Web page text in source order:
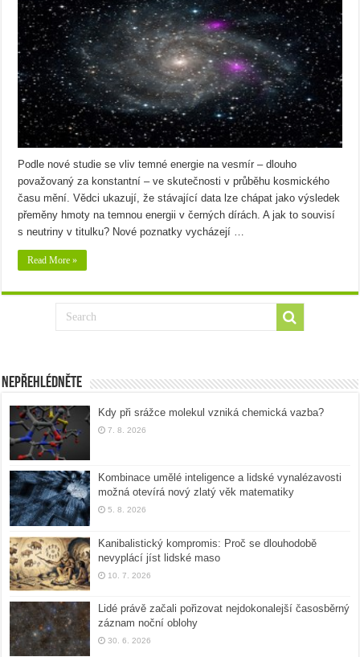
Podle nové studie se vliv temné energie na vesmír – dlouho
považovaný za konstantní – ve skutečnosti v průběhu kosmického
času mění. Vědci ukazují, že stávající data lze chápat jako výsledek
přeměny hmoty na temnou energii v černých dírách. A jak to souvisí
s neutriny v titulku? Nové poznatky vycházejí …
Read More »
Nepřehlédněte
Kdy při srážce molekul vzniká chemická vazba?
7. 8. 2026
Kombinace umělé inteligence a lidské vynalézavosti
možná otevírá nový zlatý věk matematiky
5. 8. 2026
Kanibalistický kompromis: Proč se dlouhodobě
nevyplácí jíst lidské maso
10. 7. 2026
Lidé právě začali pořizovat nejdokonalejší časosběrný
záznam noční oblohy
30. 6. 2026